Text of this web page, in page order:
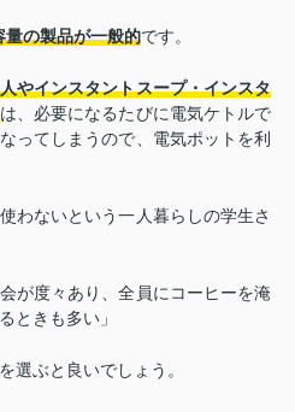
の製品が一般的です。
やインスタントスープ・インスタ
は、必要になるたびに電気ケトルで
ってしまうので、電気ポットを利
わないという一人暮らしの学生さ
が度々あり、全員にコーヒーを淹
ときも多い」
選ぶと良いでしょう。